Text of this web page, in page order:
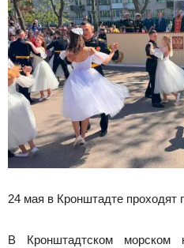
24 мая в Кронштадте проходят
В Кронштадтском морском